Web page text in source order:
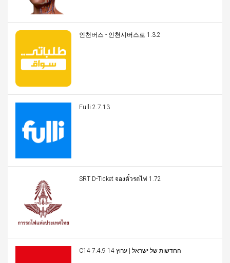
인천버스 - 인천시버스로 1.3.2
Fulli 2.7.13
SRT D-Ticket จองตั๋วรถไฟ 1.72
C14 החדשות של ישראל | ערוץ 14 7.4.9